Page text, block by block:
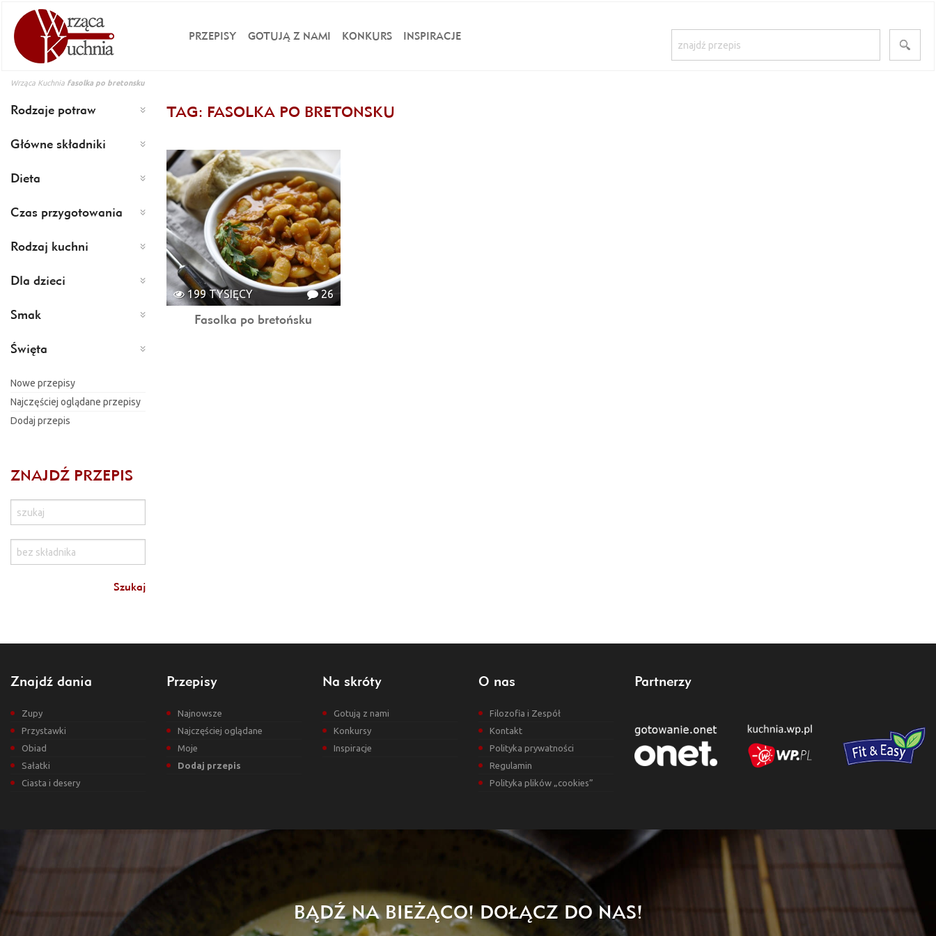
PRZEPISY GOTUJĄ Z NAMI KONKURS INSPIRACJE
Wrząca Kuchnia fasolka po bretonsku
Rodzaje potraw
Główne składniki
Dieta
Czas przygotowania
Rodzaj kuchni
Dla dzieci
Smak
Święta
Nowe przepisy
Najczęściej oglądane przepisy
Dodaj przepis
ZNAJDŹ PRZEPIS
TAG: FASOLKA PO BRETONSKU
26
199 TYSIĘCY
Fasolka po bretońsku
Znajdź dania
Zupy
Przystawki
Obiad
Sałatki
Ciasta i desery
Przepisy
Najnowsze
Najczęściej oglądane
Moje
Dodaj przepis
Na skróty
Gotują z nami
Konkursy
Inspiracje
O nas
Filozofia i Zespół
Kontakt
Polityka prywatności
Regulamin
Polityka plików „cookies”
Partnerzy
BĄDŹ NA BIEŻĄCO! DOŁĄCZ DO NAS!